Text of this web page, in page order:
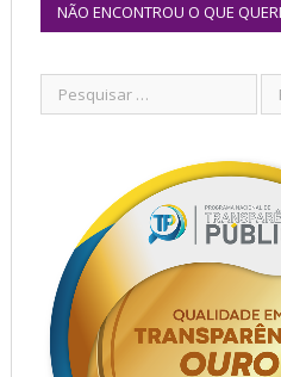
NÃO ENCONTROU O QUE